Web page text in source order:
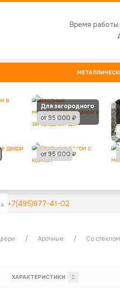
Время
Для загородного
дома
от 95 000 ₽
С ковкой
от 95 000 ₽
+7(495)877-41-02
Арочные Со стеклом
ХАРАКТЕРИСТИКИ